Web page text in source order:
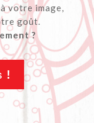
votre image,
goût.
?
!